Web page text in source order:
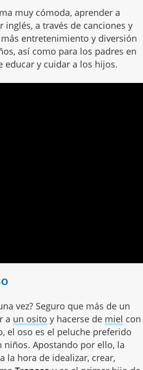
muy cómoda, aprender a
a través de canciones y
entretenimiento y diversión
así como para los padres en
y cuidar a los hijos.
vez? Seguro que más de un
a un osito y hacerse de miel con
el oso es el peluche preferido
Apostando por ello, la
la hora de idealizar, crear,